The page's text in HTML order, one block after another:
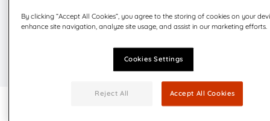
Jetzt mehr über MyQuadient erfahren!
By clicking “Accept All Cookies”, you agree to the storing of cookies on your
enhance site navigation, analyze site usage, and assist in our marketing efforts.
Cookies Settings
Reject All Accept All Cookies